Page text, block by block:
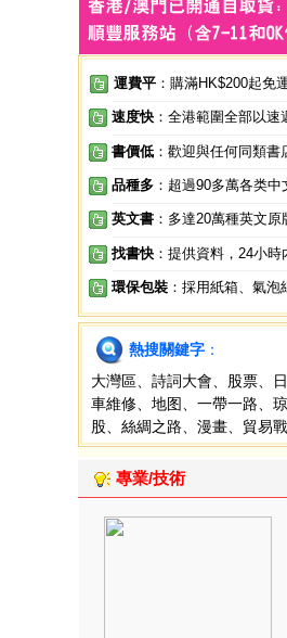
運費平 ：購滿HK$200起免
速度快 ：全港範圍全部以速
書價低 ：歡迎與任何同類書
品種多 ：超過90多萬各类中
英文書 ：多達20萬種英文原
找書快 ：提供資料，24小時
環保包裝 ：採用紙箱、氣泡
熱搜關鍵字 ：
大灣區
詩詞大會 股票
車維修
地图 一帶一路
股
絲綢之路 漫畫 貿易戰
專業/技術